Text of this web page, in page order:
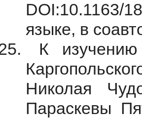
DOI:10.1163/
языке, в
К изучению
Николая
Параскевы